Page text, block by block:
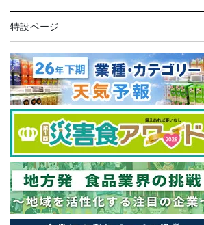
特設ページ